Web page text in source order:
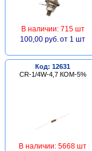
В наличии: 715 шт
100,00 руб. от 1 шт
Код: 12631
CR-1/4W-4,7 КОМ-5%
В наличии: 5668 шт